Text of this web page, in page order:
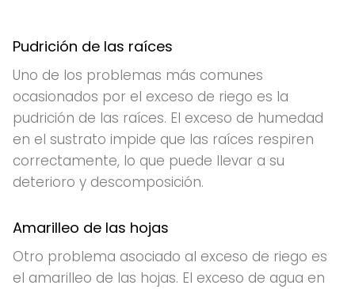
Pudrición de las raíces
Uno de los problemas más comunes
ocasionados por el exceso de riego es la
pudrición de las raíces. El exceso de humedad
en el sustrato impide que las raíces respiren
correctamente, lo que puede llevar a su
deterioro y descomposición.
Amarilleo de las hojas
Otro problema asociado al exceso de riego es
el amarilleo de las hojas. El exceso de agua en